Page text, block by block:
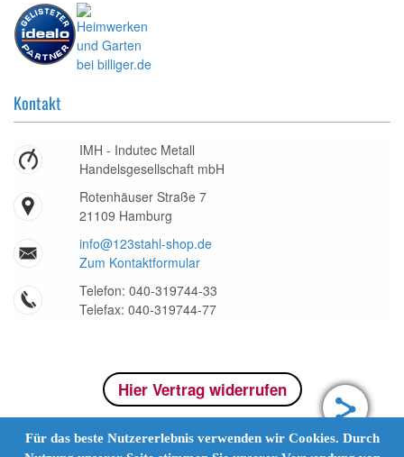
Für das beste Nutzererlebnis verwenden wir Cookies. Durch
Kontakt
IMH - Indutec Metall
Handelsgesellschaft mbH
Rotenhäuser Straße 7
21109 Hamburg
info@123stahl-shop.de
Zum Kontaktformular
Telefon: 040-319744-33
Telefax: 040-319744-77
Hier Vertrag widerrufen